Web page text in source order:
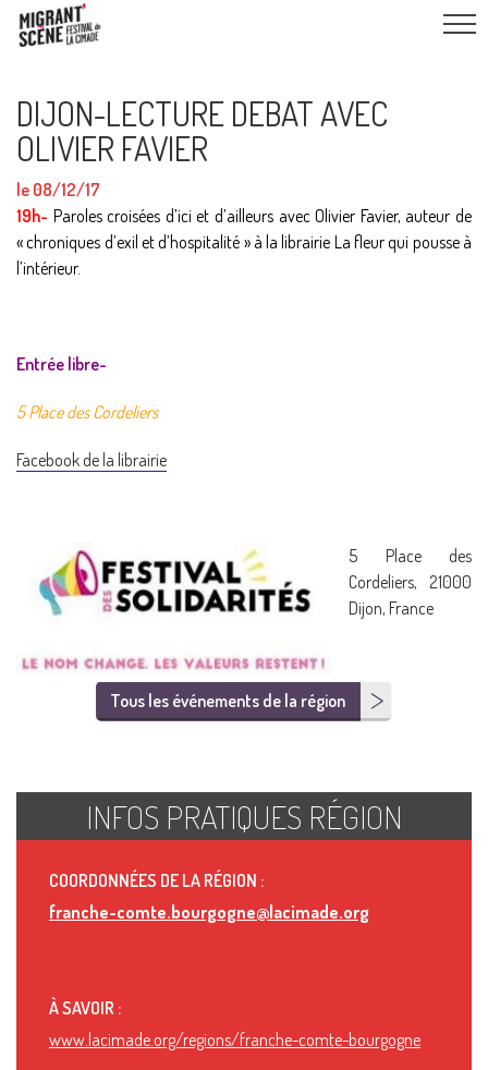
DIJON-LECTURE DEBAT AVEC
OLIVIER FAVIER
le 08/12/17
19h- Parolescroisées d’ici et d’ailleurs avec Olivier Favier, auteur de
« chroniques d’exil et d’hospitalité » à la librairie La fleur qui pousse à
l’intérieur.
Entrée libre-
5 Place des Cordeliers
Facebook de la librairie
5 Place des
Cordeliers, 21000
Dijon, France
Tous les événements de la région
INFOS PRATIQUES RÉGION
COORDONNÉES DE LA RÉGION :
franche-comte.bourgogne@lacimade.org
À SAVOIR :
www.lacimade.org/regions/franche-comte-bourgogne